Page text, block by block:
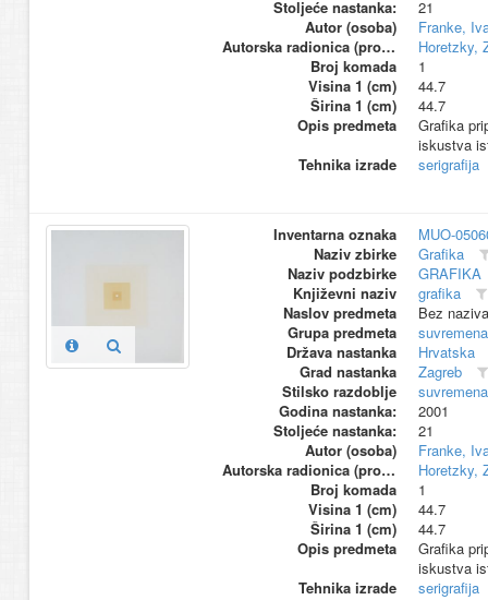
Stoljeće nastanka:
21
Autor (osoba)
Franke,
Autorska radionica (proizvođač)
Horetzky,
Broj komada
1
Visina 1 (cm)
44.7
Širina 1 (cm)
44.7
Opis predmeta
Grafika
iskustva
Tehnika izrade
serigrafija
Inventarna oznaka
MUO-
Naziv zbirke
Grafika
Naziv podzbirke
GRAFIKA
Književni naziv
grafika
Naslov predmeta
Bez naziva
Grupa predmeta
suvremena
Država nastanka
Hrvatska
Grad nastanka
Zagreb
Stilsko razdoblje
suvremena
Godina nastanka:
2001
Stoljeće nastanka:
21
Autor (osoba)
Franke,
Autorska radionica (proizvođač)
Horetzky,
Broj komada
1
Visina 1 (cm)
44.7
Širina 1 (cm)
44.7
Opis predmeta
Grafika
iskustva
Tehnika izrade
serigrafija